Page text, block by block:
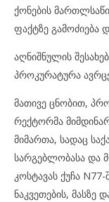
ქონების
ფაქტზე გამოძიება
აღნიშნულის
პროკურატურა
მათივე ცნობით,
რექტორმა
მიმართა, სადაც
სარგებლობასა და
კოსტავას ქუჩა
ნაკვეთების, მასზე